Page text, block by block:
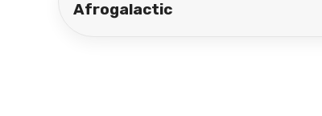
Afrogalactic